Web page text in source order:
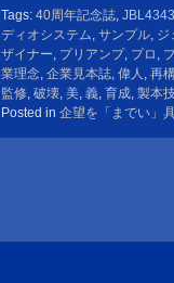
Tags: 40周年記念誌, JBL4343
ディオシステム, サンプル, ジ
ザイナー, プリアンプ, プロ ,
業理念, 企業見本誌, 偉人 , 再
監修, 破壊, 美, 義, 育成, 製本
Posted in 企望を「までい」